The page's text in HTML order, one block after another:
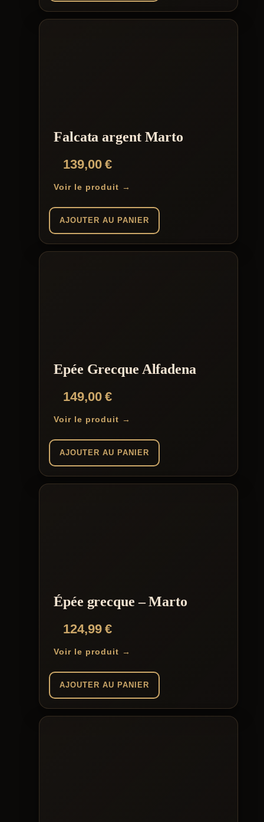
Falcata argent Marto
139,00€
Voir le produit →
AJOUTER AU PANIER
Epée Grecque Alfadena
149,00€
Voir le produit →
AJOUTER AU PANIER
Épée grecque – Marto
124,99€
Voir le produit →
AJOUTER AU PANIER